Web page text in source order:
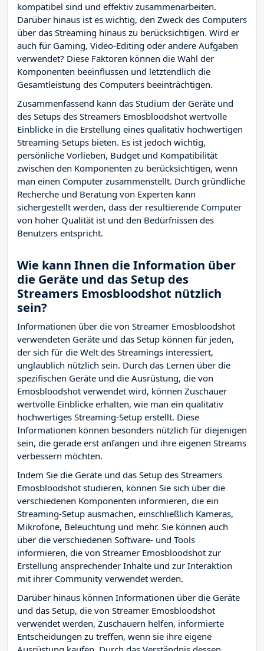
kompatibel sind und effektiv zusammenarbeiten.
Darüber hinaus ist es wichtig, den Zweck des Computers
über das Streaming hinaus zu berücksichtigen. Wird er
auch für Gaming, Video-Editing oder andere Aufgaben
verwendet? Diese Faktoren können die Wahl der
Komponenten beeinflussen und letztendlich die
Gesamtleistung des Computers beeinträchtigen.
Zusammenfassend kann das Studium der Geräte und
des Setups des Streamers Emosbloodshot wertvolle
Einblicke in die Erstellung eines qualitativ hochwertigen
Streaming-Setups bieten. Es ist jedoch wichtig,
persönliche Vorlieben, Budget und Kompatibilität
zwischen den Komponenten zu berücksichtigen, wenn
man einen Computer zusammenstellt. Durch gründliche
Recherche und Beratung von Experten kann
sichergestellt werden, dass der resultierende Computer
von hoher Qualität ist und den Bedürfnissen des
Benutzers entspricht.
Wie kann Ihnen die Information über
die Geräte und das Setup des
Streamers Emosbloodshot nützlich
sein?
Informationen über die von Streamer Emosbloodshot
verwendeten Geräte und das Setup können für jeden,
der sich für die Welt des Streamings interessiert,
unglaublich nützlich sein. Durch das Lernen über die
spezifischen Geräte und die Ausrüstung, die von
Emosbloodshot verwendet wird, können Zuschauer
wertvolle Einblicke erhalten, wie man ein qualitativ
hochwertiges Streaming-Setup erstellt. Diese
Informationen können besonders nützlich für diejenigen
sein, die gerade erst anfangen und ihre eigenen Streams
verbessern möchten.
Indem Sie die Geräte und das Setup des Streamers
Emosbloodshot studieren, können Sie sich über die
verschiedenen Komponenten informieren, die ein
Streaming-Setup ausmachen, einschließlich Kameras,
Mikrofone, Beleuchtung und mehr. Sie können auch
über die verschiedenen Software- und Tools
informieren, die von Streamer Emosbloodshot zur
Erstellung ansprechender Inhalte und zur Interaktion
mit ihrer Community verwendet werden.
Darüber hinaus können Informationen über die Geräte
und das Setup, die von Streamer Emosbloodshot
verwendet werden, Zuschauern helfen, informierte
Entscheidungen zu treffen, wenn sie ihre eigene